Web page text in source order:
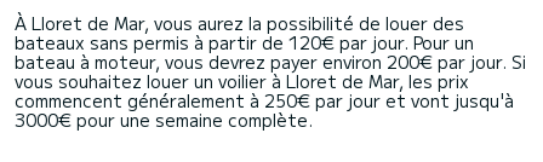
À Lloret de Mar, vous aurez la possibilité de louer des
bateaux sans permis à partir de 120€ par jour. Pour un
bateau à moteur, vous devrez payer environ 200€ par jour. Si
vous souhaitez louer un voilier à Lloret de Mar, les prix
commencent généralement à 250€ par jour et vont jusqu'à
3000€ pour une semaine complète.